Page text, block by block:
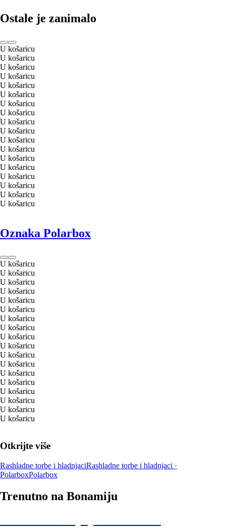
Ostale je zanimalo
U košaricu
U košaricu
U košaricu
U košaricu
U košaricu
U košaricu
U košaricu
U košaricu
U košaricu
U košaricu
U košaricu
U košaricu
U košaricu
U košaricu
U košaricu
U košaricu
U košaricu
U košaricu
Oznaka Polarbox
U košaricu
U košaricu
U košaricu
U košaricu
U košaricu
U košaricu
U košaricu
U košaricu
U košaricu
U košaricu
U košaricu
U košaricu
U košaricu
U košaricu
U košaricu
U košaricu
U košaricu
U košaricu
Otkrijte više
Rashladne torbe i hladnjaciRashladne torbe i hladnjaci ·
PolarboxPolarbox
Trenutno na Bonamiju